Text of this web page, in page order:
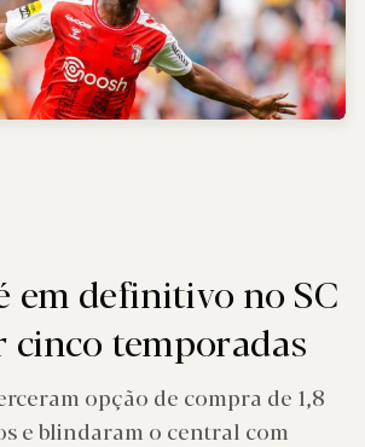
em definitivo no SC
cinco temporadas
opção de compra de 1,8
e blindaram o central com